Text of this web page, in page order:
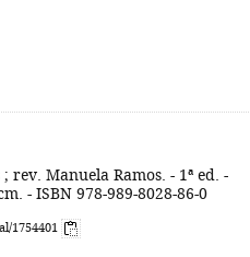
rev. Manuela Ramos. - 1ª ed. -
- ISBN 978-989-8028-86-0
1754401